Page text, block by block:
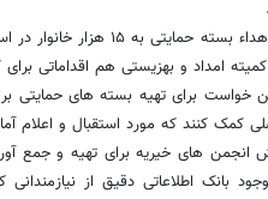
مرادنیا به اهداء
امداد و بهزیستی هم اقداماتی
خواست برای تهیه بسته های حمایتی
کمک کنند که مورد استقبال و اعلام
انجمن های خیریه برای تهیه و جمع
بانک اطلاعاتی دقیق از